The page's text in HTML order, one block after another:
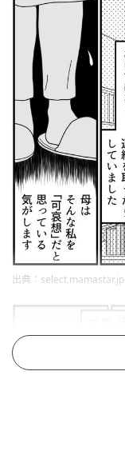
出典：select.mamastar.jp